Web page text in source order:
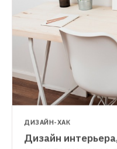
ДИЗАЙН-ХАК
Дизайн